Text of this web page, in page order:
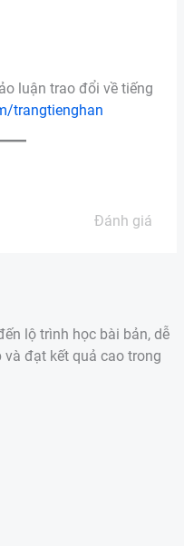
luận trao đổi về tiếng
trangtienghan
Đánh giá
lộ trình học bài bản, dễ
đạt kết quả cao trong